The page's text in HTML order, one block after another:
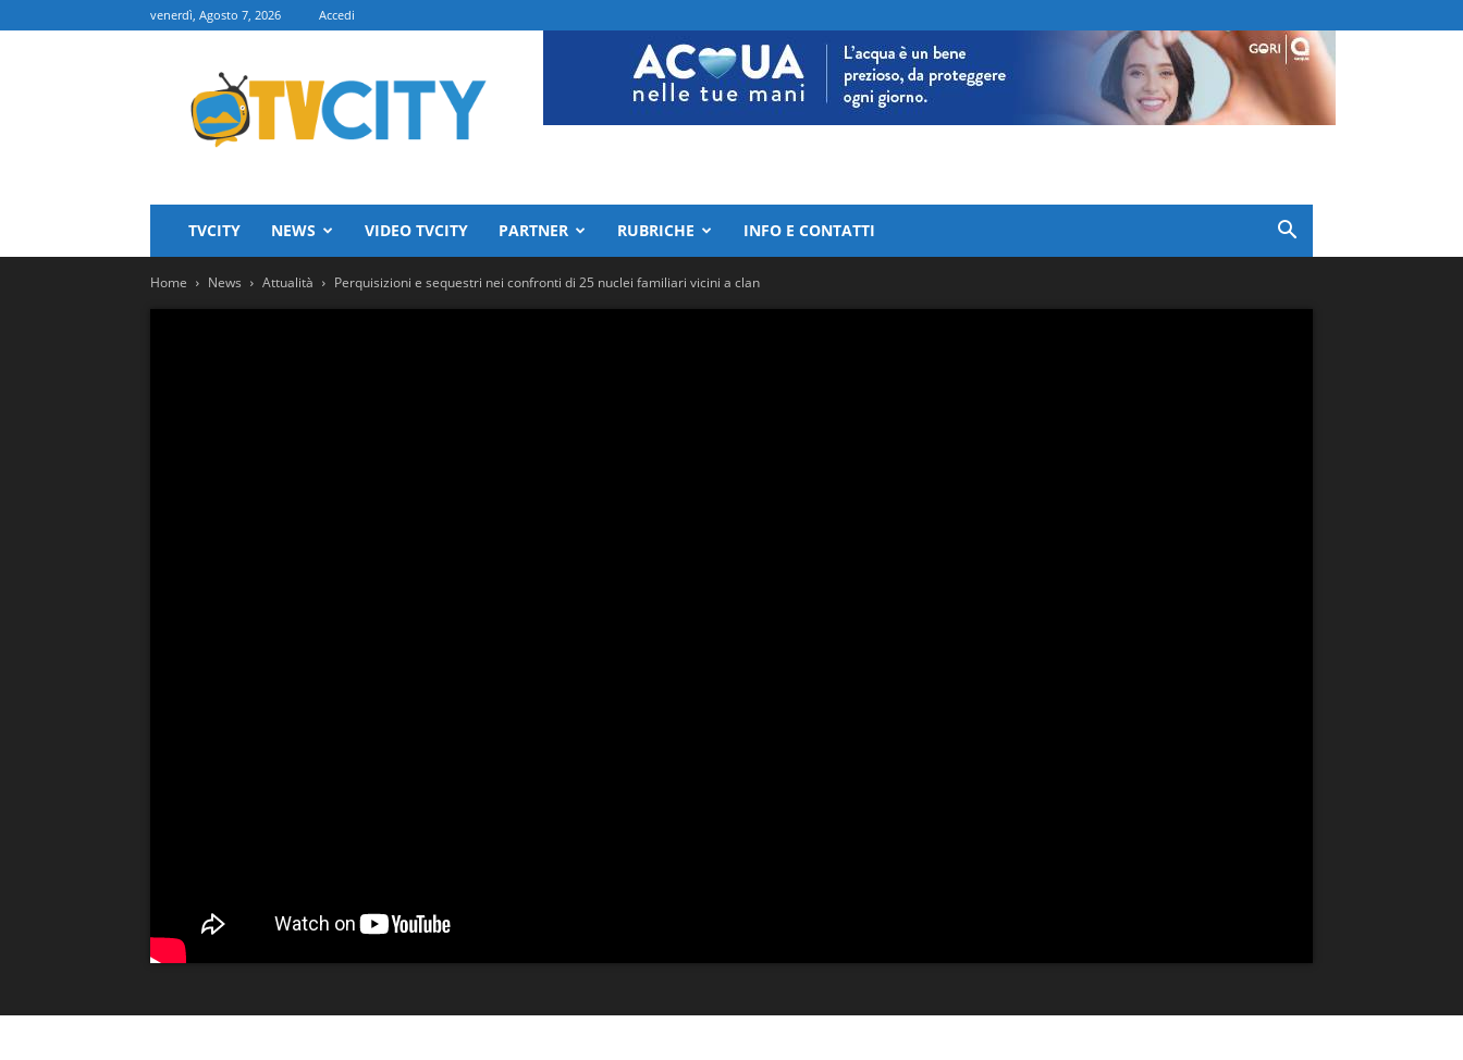
venerdì, Agosto 7, 2026 Accedi
TVCITY
TVCITY NEWS VIDEO TVCITY PARTNER RUBRICHE INFO E CONTATTI
Home News Attualità Perquisizioni e sequestri nei confronti di 25 nuclei familiari vicini a clan